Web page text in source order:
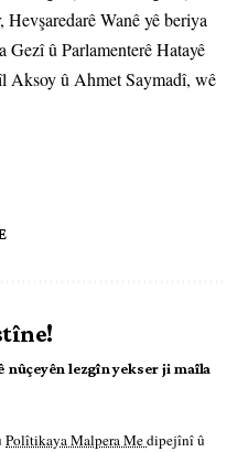
Wanê yê beriya
û Parlamenterê Hatayê
Aksoy û Ahmet Saymadî, wê
nûçeyên lezgîn yekser ji maîla
Polîtikaya Malpera Medipejînî û